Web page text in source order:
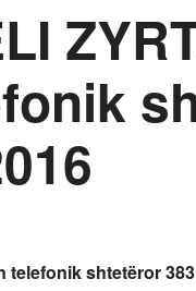
telefonik shtetëror